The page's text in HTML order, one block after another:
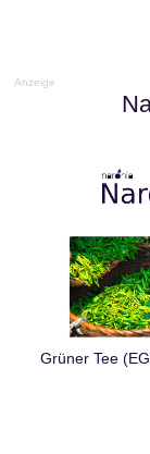
Anzeige
Grüner Tee
Symptome